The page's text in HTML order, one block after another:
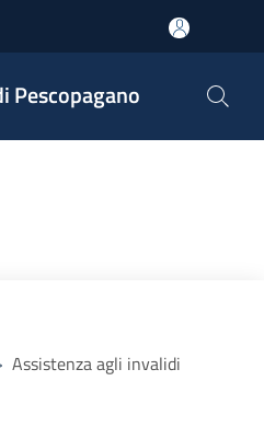
Pescopagano
Assistenza agli invalidi